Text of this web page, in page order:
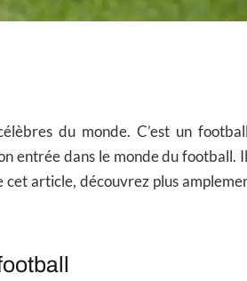
du monde. C’est un
entrée dans le monde du football.
cet article, découvrez plus